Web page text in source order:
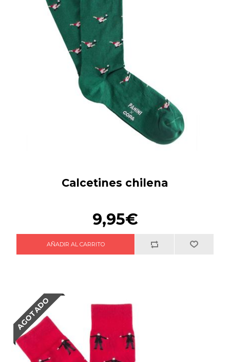
Calcetines chilena
9,95€
AGOTADO